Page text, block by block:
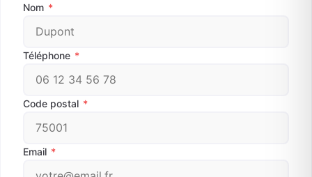
Nom *
Téléphone *
Code postal *
Email *